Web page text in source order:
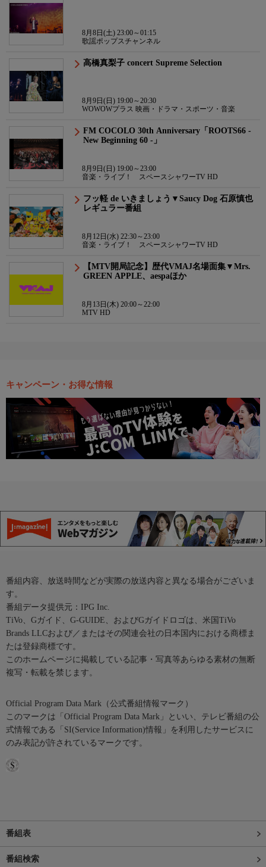
8月8日(土) 23:00～01:15
歌謡ポップスチャンネル
高橋真梨子 concert Supreme Selection
8月9日(日) 19:00～20:30
WOWOWプラス 映画・ドラマ・スポーツ・音楽
FM COCOLO 30th Anniversary「ROOTS66 -
New Beginning 60 -」
8月9日(日) 19:00～23:00
音楽・ライブ！ スペースシャワーTV HD
フッ軽 de いきましょう▼Saucy Dog 石原慎也
レギュラー番組
8月12日(水) 22:30～23:00
音楽・ライブ！ スペースシャワーTV HD
【MTV開局記念】歴代VMAJ名場面集▼Mrs.
GREEN APPLE、aespaほか
8月13日(木) 20:00～22:00
MTV HD
キャンペーン・お得な情報
番組内容、放送時間などが実際の放送内容と異なる場合がございま
す。
番組データ提供元：IPG Inc.
TiVo、Gガイド、G-GUIDE、およびGガイドロゴは、米国TiVo
Brands LLCおよび／またはその関連会社の日本国内における商標ま
たは登録商標です。
このホームページに掲載している記事・写真等あらゆる素材の無断
複写・転載を禁じます。
Official Program Data Mark（公式番組情報マーク）
このマークは「Official Program Data Mark」といい、テレビ番組の公
式情報である「SI(Service Information)情報」を利用したサービスに
のみ表記が許されているマークです。
番組表
番組検索